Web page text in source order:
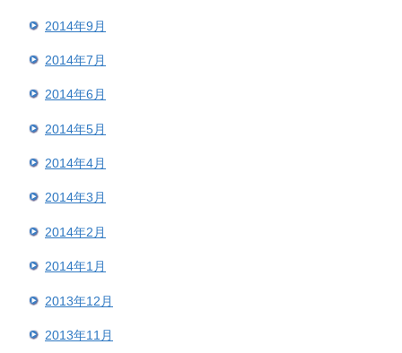
2014年9月
2014年7月
2014年6月
2014年5月
2014年4月
2014年3月
2014年2月
2014年1月
2013年12月
2013年11月